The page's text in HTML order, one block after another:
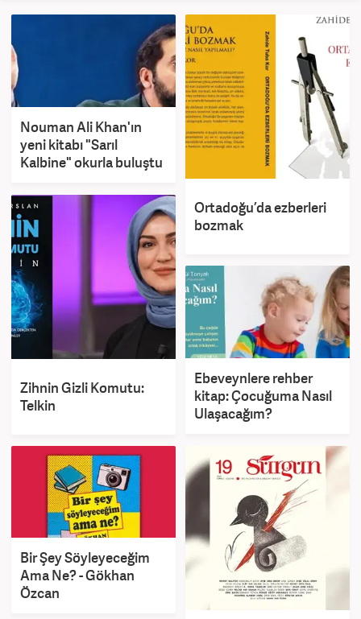
Nouman Ali Khan'ın
yeni kitabı "Sarıl
Kalbine" okurla buluştu
Ortadoğu’da ezberleri
bozmak
Zihnin Gizli Komutu:
Telkin
Ebeveynlere rehber
kitap: Çocuğuma Nasıl
Ulaşacağım?
Bir Şey Söyleyeceğim
Ama Ne? - Gökhan
Özcan